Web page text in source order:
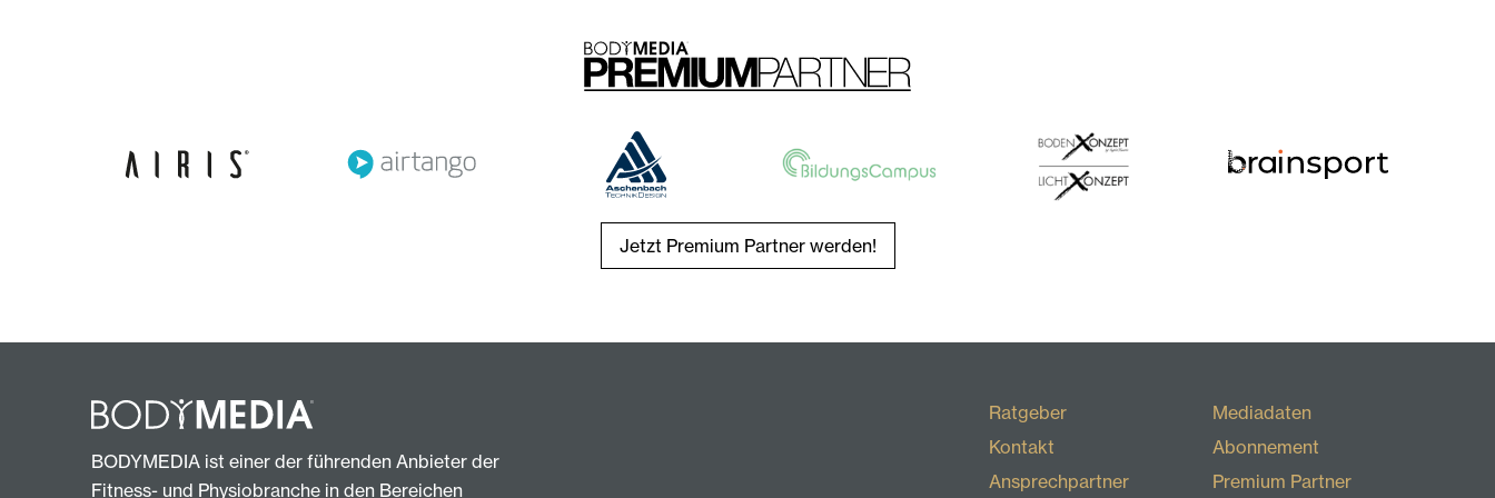
Jetzt Premium Partner werden!
BODYMEDIA ist einer der führenden Anbieter der
Fitness- und Physiobranche in den Bereichen
Ratgeber
Kontakt
Ansprechpartner
Mediadaten
Abonnement
Premium Partner